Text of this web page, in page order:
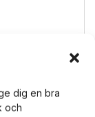
dig en bra
och